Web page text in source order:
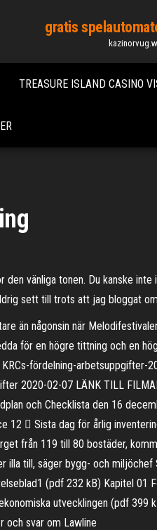
gratis
TREASURE ISLAND CASINO
vänliga tonen. Du kanske
sett till trots att jag bloggat
än någonsin när
för en högre tittning och en
fördelning-
2020-02-07 LÄNK TILL
och Checklista den 16
12 ⃝ Sista dag för årlig
från 119 till 80 bostäder,
till, säger bygg- och
(pdf 232 kB) Kapitel 01
utvecklingen (pdf
och svar om Lawline